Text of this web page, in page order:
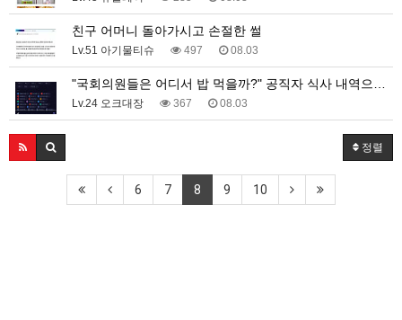
친구 어머니 돌아가시고 손절한 썰
Lv.51 아기물티슈 497 08.03
"국회의원들은 어디서 밥 먹을까?" 공직자 식사 내역으…
Lv.24 오크대장 367 08.03
정렬
6 7 8 9 10